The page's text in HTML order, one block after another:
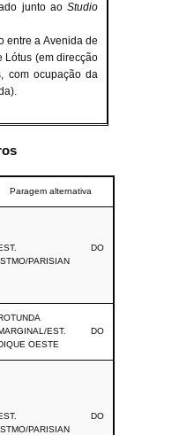
junto ao Studio
entre a Avenida de
Lótus (em direcção
com ocupação da
Paragem alternativa
DO
PARISIAN
EST. DO
OESTE
DO
PARISIAN